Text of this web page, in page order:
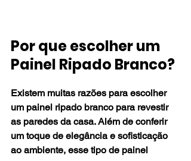
Por que escolher um
Painel Ripado Branco?
Existem muitas razões para escolher
um painel ripado branco para revestir
as paredes da casa. Além de conferir
um toque de elegância e sofisticação
ao ambiente, esse tipo de painel